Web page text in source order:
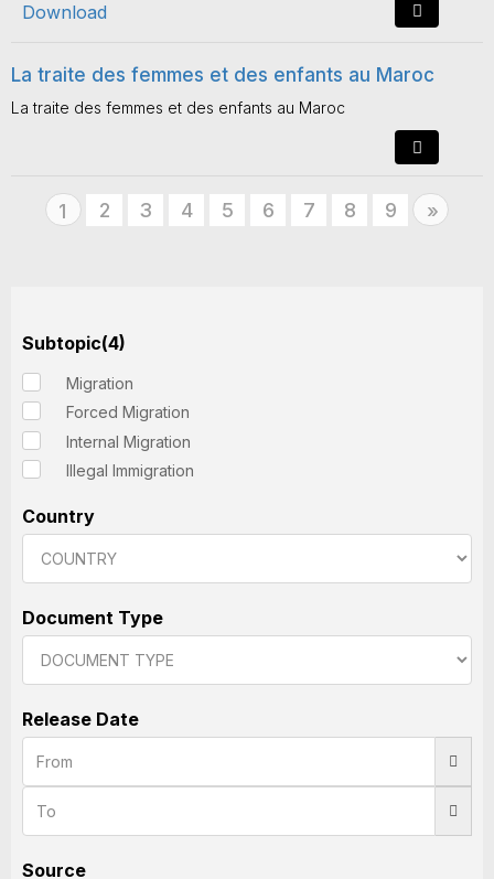
Download
La traite des femmes et des enfants au Maroc
La traite des femmes et des enfants au Maroc
1 2 3 4 5 6 7 8 9 »Next
Subtopic(4)
Migration
Forced Migration
Internal Migration
Illegal Immigration
Country
Document Type
Release Date
Source